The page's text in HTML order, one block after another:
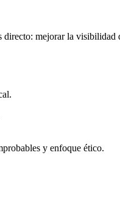
directo: mejorar la visibilidad
y enfoque ético.